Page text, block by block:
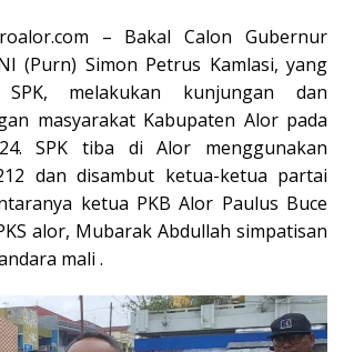
– Bakal Calon Gubernur
(Purn) Simon Petrus Kamlasi, yang
melakukan kunjungan dan
masyarakat Kabupaten Alor pada
SPK tiba di Alor menggunakan
dan disambut ketua-ketua partai
ketua PKB Alor Paulus Buce
alor, Mubarak Abdullah simpatisan
mali .